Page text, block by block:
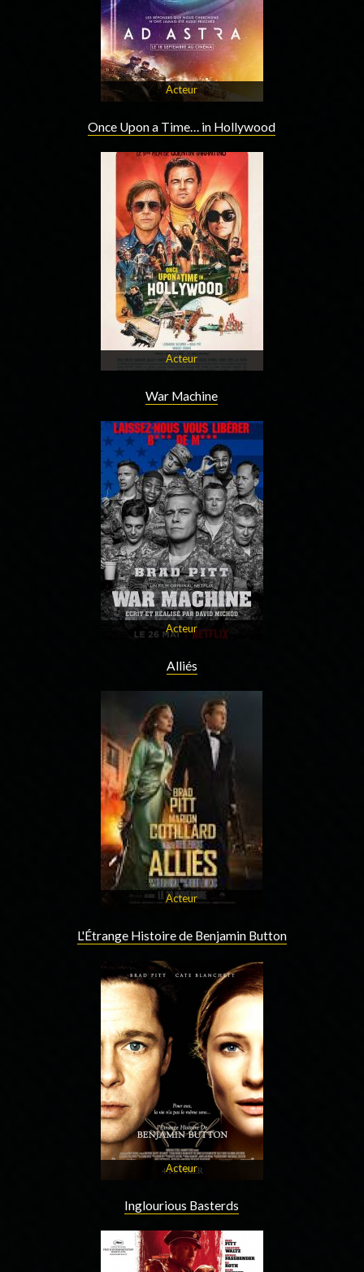
Acteur
Once Upon a Time… in Hollywood
Acteur
War Machine
Acteur
Alliés
Acteur
L'Étrange Histoire de Benjamin Button
Acteur
Inglourious Basterds